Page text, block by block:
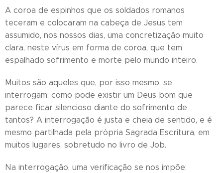
A coroa de espinhos que os soldados romanos
teceram e colocaram na cabeça de Jesus tem
assumido, nos nossos dias, uma concretização muito
clara, neste vírus em forma de coroa, que tem
espalhado sofrimento e morte pelo mundo inteiro.
Muitos são aqueles que, por isso mesmo, se
interrogam: como pode existir um Deus bom que
parece ficar silencioso diante do sofrimento de
tantos? A interrogação é justa e cheia de sentido, e é
mesmo partilhada pela própria Sagrada Escritura, em
muitos lugares, sobretudo no livro de Job.
Na interrogação, uma verificação se nos impõe: